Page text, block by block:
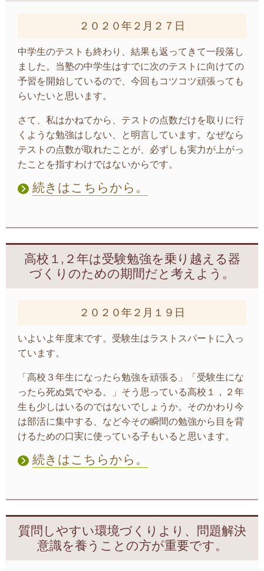
２０２０年２月２７日
中学生のテストも終わり、結果も返ってきて一段落し
ました。当塾の中学生はすでに次のテストに向けての
予習を開始しているので、今回もコツコツ頑張っても
らいたいと思います。
さて、私はかねてから、テストの点数だけを取りに行
くような勉強はしない、と明言しています。なぜなら
テストの点数が取れたことが、必ずしも実力が上がっ
たことを指すわけではないからです。
続きはこちらから。
高校１,２年は受験勉強を乗り越える器
づくりのための期間だと考えよう。
２０２０年２月１９日
いよいよ年度末です。受験生はラストスパートに入っ
ています。
「高校３年生になったら勉強を頑張る」「受験生にな
ったら死ぬ気でやる。」そう思っている高校１，２年
生も少しはいるのではないでしょうか。そのかわり今
は部活に集中する、など今その瞬間の勉強から目を背
けるための口実に使っている子もいると思います。
続きはこちらから。
質問しやすい環境づくりより、問題解決
意識を養うことの方が重要です。